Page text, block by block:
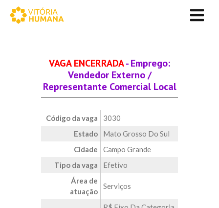
VAGA ENCERRADA- Emprego:
Vendedor Externo /
Representante Comercial Local
Código da vaga
3030
Estado
Mato Grosso Do Sul
Cidade
Campo Grande
Tipo da vaga
Efetivo
Área de
atuação
Serviços